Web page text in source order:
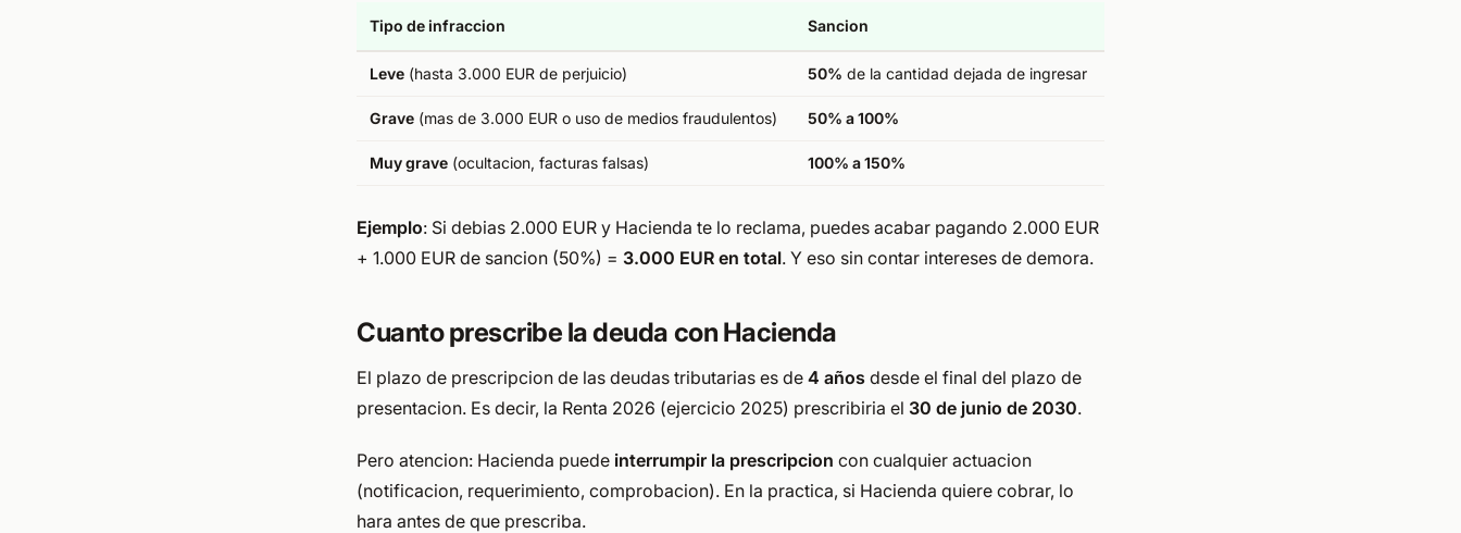
Tipo de infraccion Sancion
Leve (hasta 3.000 EUR de perjuicio) 50% de la cantidad dejada de ingresar
Grave (mas de 3.000 EUR o uso de medios fraudulentos) 50% a 100%
Muy grave (ocultacion, facturas falsas) 100% a 150%
Ejemplo: Si debias 2.000 EUR y Hacienda te lo reclama, puedes acabar pagando 2.000 EUR
+ 1.000 EUR de sancion (50%) = 3.000 EUR en total. Y eso sin contar intereses de demora.
Cuanto prescribe la deuda con Hacienda
El plazo de prescripcion de las deudas tributarias es de 4 años desde el final del plazo de
presentacion. Es decir, la Renta 2026 (ejercicio 2025) prescribiria el 30 de junio de 2030.
Pero atencion: Hacienda puede interrumpir la prescripcion con cualquier actuacion
(notificacion, requerimiento, comprobacion). En la practica, si Hacienda quiere cobrar, lo
hara antes de que prescriba.